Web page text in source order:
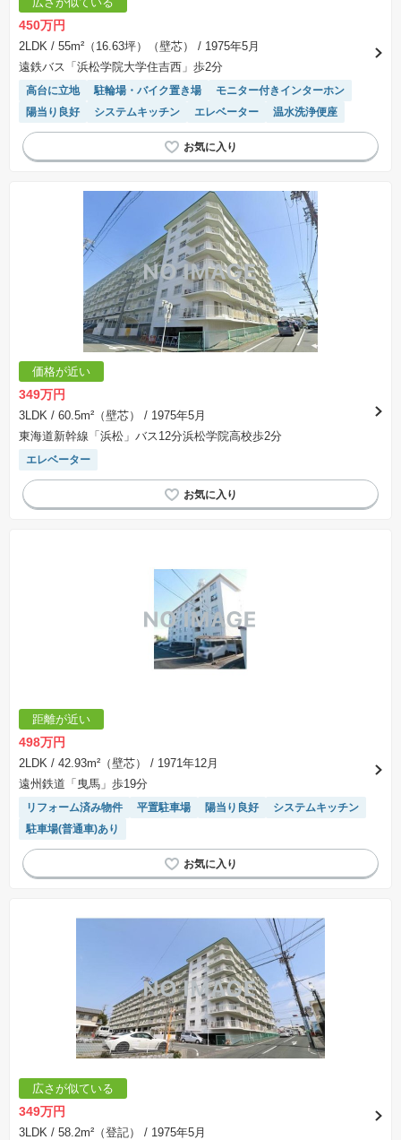
450万円
2LDK / 55m²（16.63坪）（壁芯）
/ 1975年5月
遠鉄バス「浜松学院大学住吉西」歩2分
高台に立地 駐輪場・バイク置き場
モニター付きインターホン
陽当り良好
システムキッチン エレベーター 温水洗浄便座
価格が近い
349万円
3LDK / 60.5m²（壁芯）
/ 1975年5月
東海道新幹線「浜松」バス12分浜松学院高校歩2分
エレベーター
距離が近い
498万円
2LDK / 42.93m²（壁芯）
/ 1971年12月
遠州鉄道「曳馬」歩19分
リフォーム済み物件 平置駐車場 陽当り良好
システムキッチン
駐車場(普通車)あり
広さが似ている
349万円
3LDK / 58.2m²（登記）
/ 1975年5月